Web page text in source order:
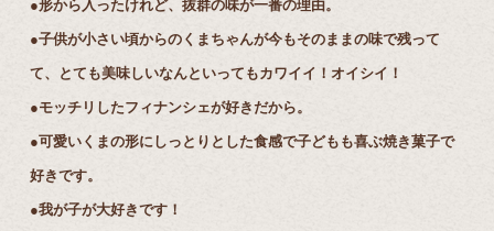
●形から入ったけれど、抜群の味が一番の理由。
●子供が小さい頃からのくまちゃんが今もそのままの味で残って
て、とても美味しいなんといってもカワイイ！オイシイ！
●モッチリしたフィナンシェが好きだから。
●可愛いくまの形にしっとりとした食感で子どもも喜ぶ焼き菓子で
好きです。
●我が子が大好きです！